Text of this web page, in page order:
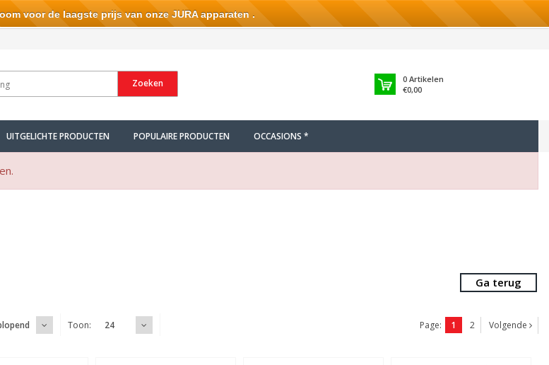
Zoeken 0Artikelen
€0,00
UITGELICHTE PRODUCTEN POPULAIRE PRODUCTEN OCCASIONS *
Ga terug
Toon: 24 Page: 1 2 Volgende
voor de laagste prijs van onze JURA apparaten .